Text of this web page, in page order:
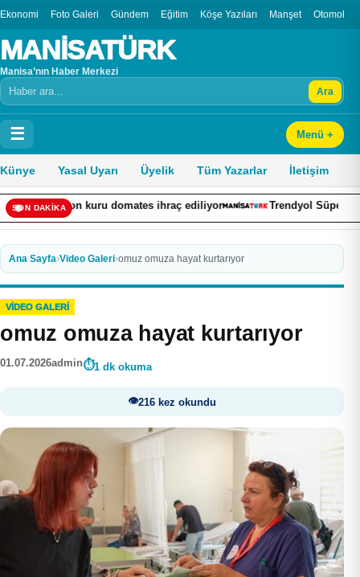
Ekonomi Foto Galeri Gündem Eğitim Köşe Yazıları Manşet Otomobil
MANİSATÜRK
Manisa’nın Haber Merkezi
Arama Ara
☰ Menü +
Künye Yasal Uyarı Üyelik Tüm Yazarlar İletişim
SON DAKİKA
ton kuru domates ihraç ediliyor Trendyol Süper Lig’de 2-3.
Ana Sayfa›Video Galeri›omuz omuza hayat kurtarıyor
VIDEO GALERI
omuz omuza hayat kurtarıyor
01.07.2026admin 1 dk okuma
216 kez okundu